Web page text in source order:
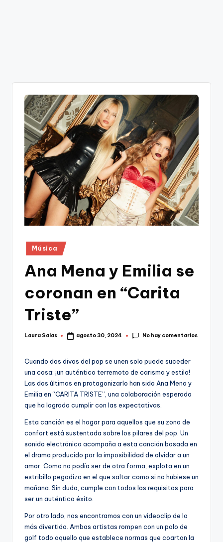
Publicado
en
Música
Ana Mena y Emilia se
coronan en “Carita
Triste”
Publicado
Laura Salas agosto 30, 2024 No hay comentarios
Cuando dos divas del pop se unen solo puede suceder
una cosa: ¡un auténtico terremoto de carisma y estilo!
Las dos últimas en protagonizarlo han sido Ana Mena y
Emilia en “CARITA TRISTE”, una colaboración esperada
que ha logrado cumplir con las expectativas.
Esta canción es el hogar para aquellos que su zona de
confort está sustentada sobre los pilares del pop. Un
sonido electrónico acompaña a esta canción basada en
el drama producido por la imposibilidad de olvidar a un
amor. Como no podía ser de otra forma, explota en un
estribillo pegadizo en el que saltar como si no hubiese un
mañana. Sin duda, cumple con todos los requisitos para
ser un auténtico éxito.
Por otro lado, nos encontramos con un videoclip de lo
más divertido. Ambas artistas rompen con un palo de
golf todo aquello que establece normas que coartan la